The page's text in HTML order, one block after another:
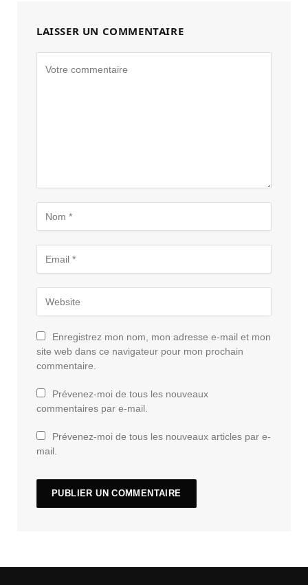
LAISSER UN COMMENTAIRE
Enregistrez mon nom, mon adresse e-mail et mon
site web dans ce navigateur pour mon prochain
commentaire.
Prévenez-moi de tous les nouveaux
commentaires par e-mail.
Prévenez-moi de tous les nouveaux articles par e-
mail.